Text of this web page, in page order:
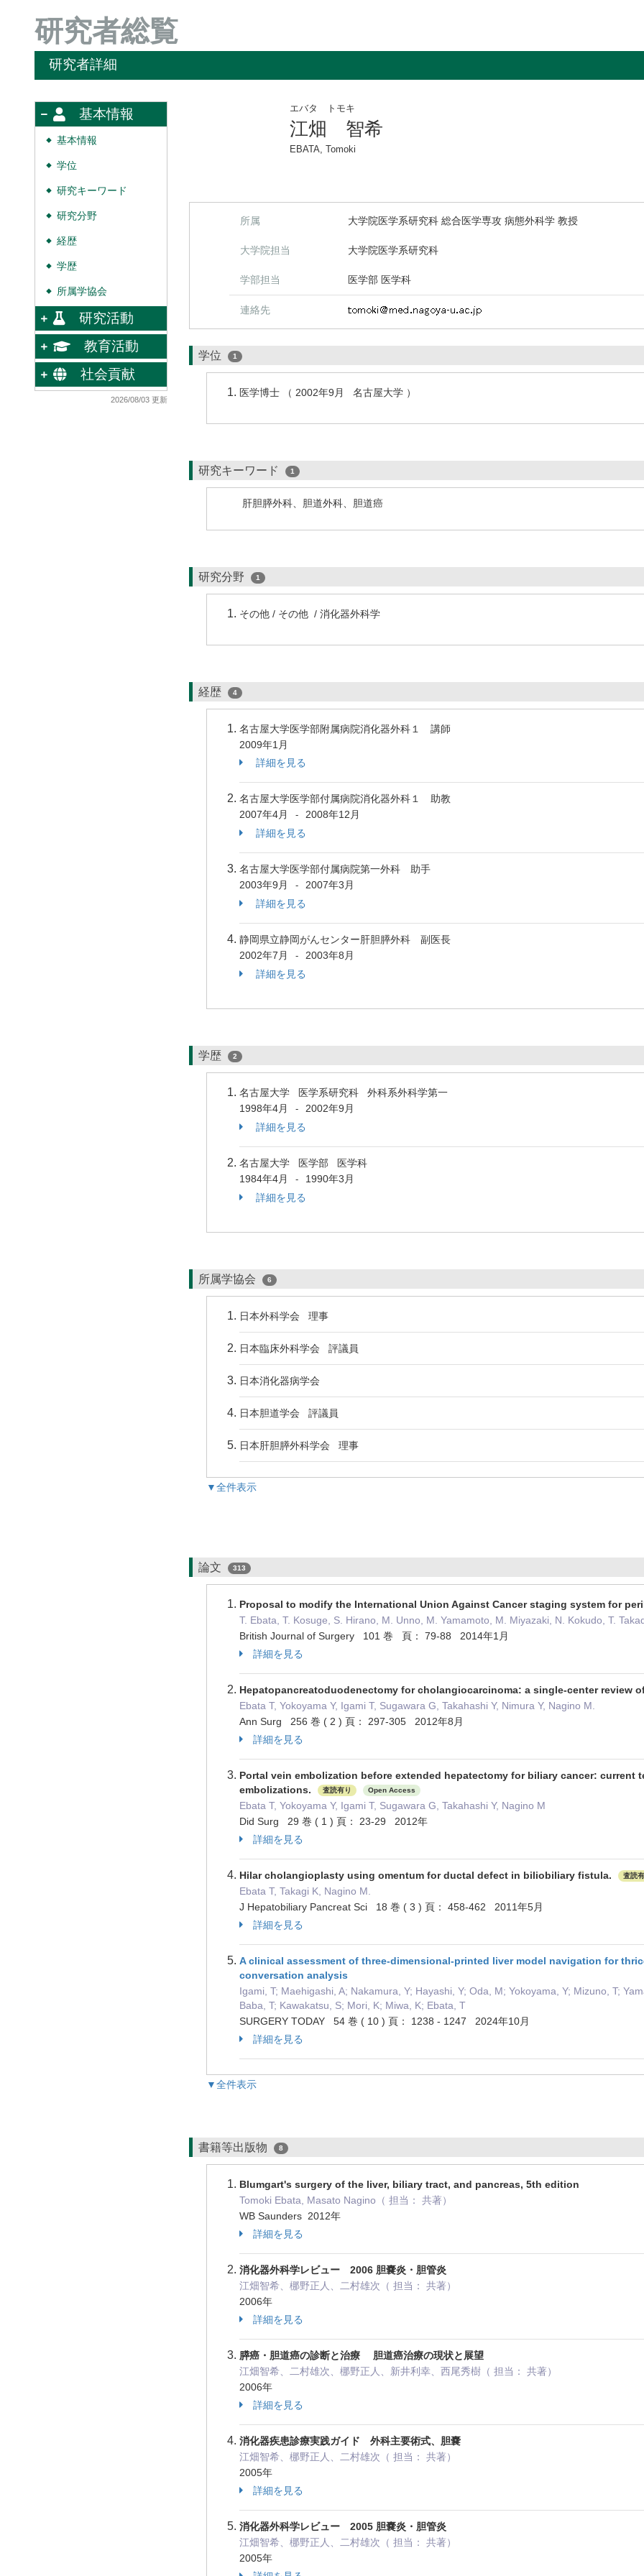
研究者総覧
研究者詳細
基本情報
◆ 基本情報
◆ 学位
◆ 研究キーワード
◆ 研究分野
◆ 経歴
◆ 学歴
◆ 所属学協会
研究活動
教育活動
社会貢献
2026/08/03 更新
エバタ トモキ
江畑 智希
EBATA, Tomoki
所属 大学院医学系研究科 総合医学専攻 病態外科学 教授
大学院担当 大学院医学系研究科
学部担当 医学部 医学科
連絡先
学位 1
医学博士 （ 2002年9月 名古屋大学 ）
研究キーワード 1
肝胆膵外科、胆道外科、胆道癌
研究分野 1
その他 / その他 / 消化器外科学
経歴 4
名古屋大学医学部附属病院消化器外科１ 講師
2009年1月
詳細を見る
名古屋大学医学部付属病院消化器外科１ 助教
2007年4月
-
2008年12月
詳細を見る
名古屋大学医学部付属病院第一外科 助手
2003年9月
-
2007年3月
詳細を見る
静岡県立静岡がんセンター肝胆膵外科 副医長
2002年7月
-
2003年8月
詳細を見る
学歴 2
名古屋大学 医学系研究科 外科系外科学第一
1998年4月
-
2002年9月
詳細を見る
名古屋大学 医学部 医学科
1984年4月
-
1990年3月
詳細を見る
所属学協会 6
日本外科学会 理事
日本臨床外科学会 評議員
日本消化器病学会
日本胆道学会 評議員
日本肝胆膵外科学会 理事
▼全件表示
論文 313
Proposal to modify the International Union Against Cancer staging system for
T. Ebata, T. Kosuge, S. Hirano, M. Unno, M. Yamamoto, M. Miyazaki, N. Kokudo, T.
British Journal of Surgery 101 巻 頁： 79-88 2014年1月
詳細を見る
Hepatopancreatoduodenectomy for cholangiocarcinoma: a single-center review
Ebata T, Yokoyama Y, Igami T, Sugawara G, Takahashi Y, Nimura Y, Nagino M.
Ann Surg 256 巻 ( 2 ) 頁： 297-305 2012年8月
詳細を見る
Portal vein embolization before extended hepatectomy for biliary cancer: current
embolizations.
査読有り Open Access
Ebata T, Yokoyama Y, Igami T, Sugawara G, Takahashi Y, Nagino M
Did Surg 29 巻 ( 1 ) 頁： 23-29 2012年
詳細を見る
Hilar cholangioplasty using omentum for ductal defect in biliobiliary fistula. 査読
Ebata T, Takagi K, Nagino M.
J Hepatobiliary Pancreat Sci 18 巻 ( 3 ) 頁： 458-462 2011年5月
詳細を見る
A clinical assessment of three-dimensional-printed liver model navigation for
conversation analysis
Igami, T; Maehigashi, A; Nakamura, Y; Hayashi, Y; Oda, M; Yokoyama, Y; Mizuno, T;
Baba, T; Kawakatsu, S; Mori, K; Miwa, K; Ebata, T
SURGERY TODAY 54 巻 ( 10 ) 頁： 1238 - 1247 2024年10月
詳細を見る
▼全件表示
書籍等出版物 8
Blumgart's surgery of the liver, biliary tract, and pancreas, 5th edition
Tomoki Ebata, Masato Nagino（ 担当： 共著）
WB Saunders 2012年
詳細を見る
消化器外科学レビュー 2006 胆嚢炎・胆管炎
江畑智希、梛野正人、二村雄次（ 担当： 共著）
2006年
詳細を見る
膵癌・胆道癌の診断と治療 胆道癌治療の現状と展望
江畑智希、二村雄次、梛野正人、新井利幸、西尾秀樹（ 担当： 共著）
2006年
詳細を見る
消化器疾患診療実践ガイド 外科主要術式、胆嚢
江畑智希、梛野正人、二村雄次（ 担当： 共著）
2005年
詳細を見る
消化器外科学レビュー 2005 胆嚢炎・胆管炎
江畑智希、梛野正人、二村雄次（ 担当： 共著）
2005年